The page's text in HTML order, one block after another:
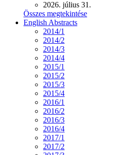
2026. július 31.
Összes megtekintése
English Abstracts
2014/1
2014/2
2014/3
2014/4
2015/1
2015/2
2015/3
2015/4
2016/1
2016/2
2016/3
2016/4
2017/1
2017/2